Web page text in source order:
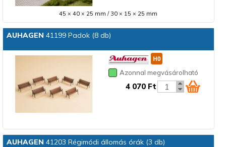
45 × 40 × 25 mm / 30 × 15 × 25 mm
AUHAGEN 41199 Padok (8 db)
Azonnal megvásárolható
4 070 Ft
AUHAGEN 41203 Régimódi állomás órák (3 db)